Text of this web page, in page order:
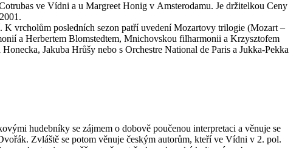
ve Vídni a u Margreet Honig v Amsterodamu. Je držitelkou Ceny
K vrcholům posledních sezon patří uvedení Mozartovy trilogie (Mozart –
a Herbertem Blomstedtem, Mnichovskou filharmonii a Krzysztofem
Jakuba Hrůšy nebo s Orchestre National de Paris a Jukka-Pekka
hudebníky se zájmem o dobově poučenou interpretaci a věnuje se
Zvláště se potom věnuje českým autorům, kteří ve Vídni v 2. pol.